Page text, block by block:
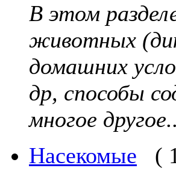
В этом
животных
домашних
др, способы
многое
Насекомые
(